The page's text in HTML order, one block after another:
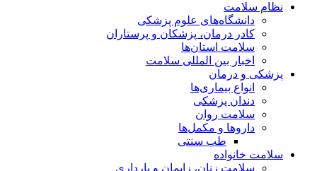
نظام سلامت
دانشگاه‌های علوم پزشکی
کادر درمان، پزشکان و پرستاران
سلامت استان‌ها
اخبار بین المللی سلامت
پزشکی و درمان
انواع بیماری‌ها
دندان پزشکی
سلامت روان
داروها و مکمل‌ها
طب سنتی
سلامت خانواده
سلامت زنان، زایمان و بارداری